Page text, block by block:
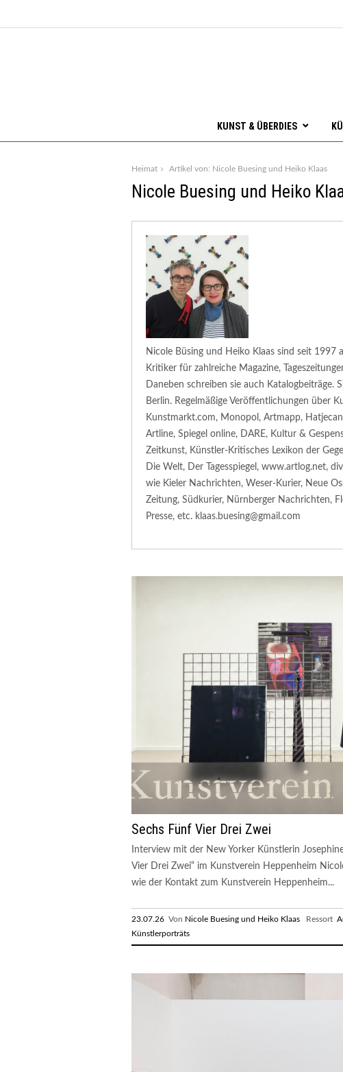
KUNST & ÜBERDIES
Heimat Artikel von: Nicole Buesing und Heiko Klaas
Nicole Buesing und Heiko
Nicole Büsing und Heiko Klaas sind seit 1997
Kritiker für zahlreiche Magazine,
Daneben schreiben sie auch Katalogbeiträge.
Berlin. Regelmäßige Veröffentlichungen über
Kunstmarkt.com, Monopol, Artmapp,
Artline, Spiegel online, DARE, Kultur &
Zeitkunst, Künstler-Kritisches Lexikon der
Die Welt, Der Tagesspiegel, www.artlog.net,
wie Kieler Nachrichten, Weser-Kurier, Neue
Zeitung, Südkurier, Nürnberger Nachrichten,
Presse, etc. klaas.buesing@gmail.com
Sechs Fünf Vier Drei Zwei
Interview mit der New Yorker Künstlerin
Vier Drei Zwei“ im Kunstverein Heppenheim
wie der Kontakt zum Kunstverein Heppenheim...
23.07.26 Von Nicole Buesing und Heiko Klaas Ressort
Künstlerporträts